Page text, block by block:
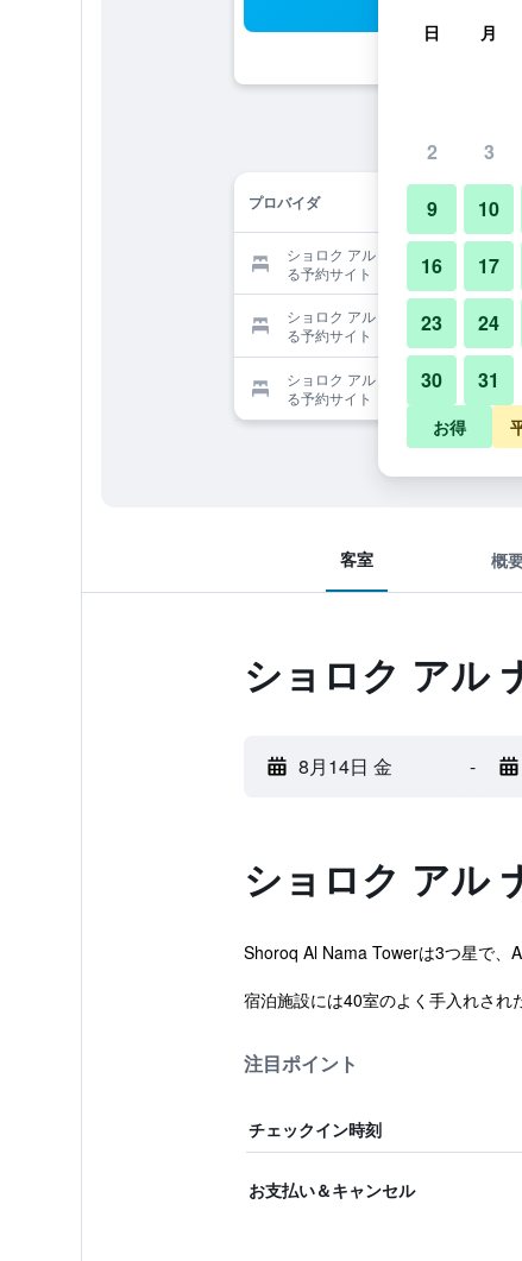
プロバイダ
ショロク アル ナマ タワーを提供す
る予約サイト
ショロク アル ナマ タワーを提供す
る予約サイト
ショロク アル ナマ タワーを提供す
る予約サイト
客室 概
ショロク アル
8月14日 金 -
ショロク アル
Shoroq Al Nama Towerは3つ星で、
宿泊施設には40室のよく手入れされ
注目ポイント
チェックイン時刻
お支払い＆キャンセル
日 月
2 3
9 10
16 17
23 24
30 31
お得